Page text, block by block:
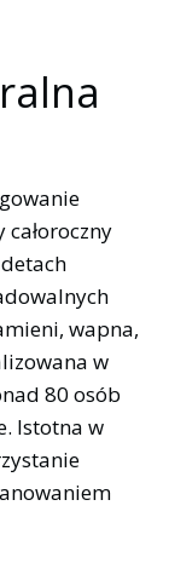
wapna,
w
80 osób
Istotna w